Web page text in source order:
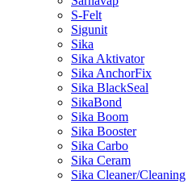
S-Felt
Sigunit
Sika
Sika Aktivator
Sika AnchorFix
Sika BlackSeal
SikaBond
Sika Boom
Sika Booster
Sika Carbo
Sika Ceram
Sika Cleaner/Cleaning